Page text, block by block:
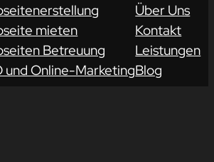
mieten
Betreuung
und Online-Marketing
Über Uns
Kontakt
Leistungen
Blog